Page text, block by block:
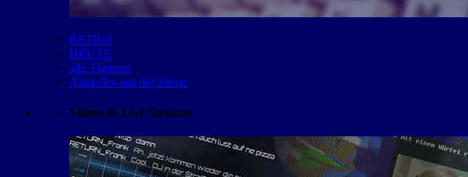
RETRO
HEUTE
alle Themen
Aktuelles aus der Szene
Videos & Live Streams